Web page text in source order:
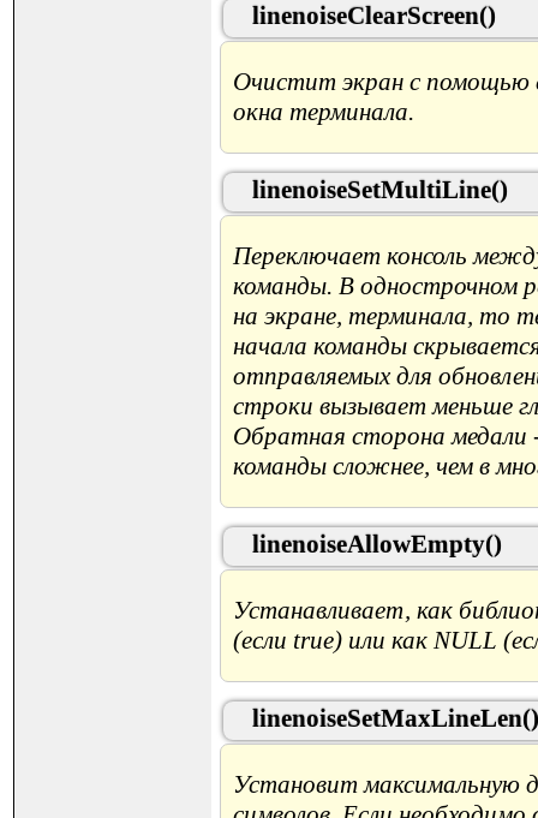
linenoiseClearScreen()
Очистит экран с помощью
окна терминала.
linenoiseSetMultiLine()
Переключает консоль
команды. В однострочном
на экране, терминала, то
начала команды
отправляемых для
строки вызывает меньше
Обратная сторона медали
команды сложнее, чем в
linenoiseAllowEmpty()
Устанавливает, как
(если true) или как NULL
linenoiseSetMaxLineLen()
Установит максимальную